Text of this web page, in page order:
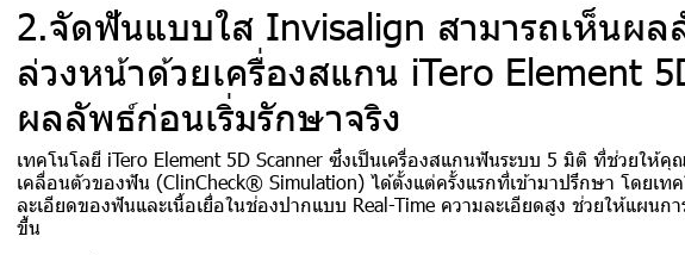
2.จัดฟันแบบใส Invisalign สามารถเห็นผล
ล่วงหน้าด้วยเครื่องสแกน iTero Element
ผลลัพธ์ก่อนเริ่มรักษาจริง
เทคโนโลยี iTero Element 5D Scanner ซึ่งเป็นเครื่องสแกนฟันระบบ 5 มิติ ที่ช่วยให้คุ
เคลื่อนตัวของฟัน (ClinCheck® Simulation) ได้ตั้งแต่ครั้งแรกที่เข้ามาปรึกษา โดยเท
ละเอียดของฟันและเนื้อเยื่อในช่องปากแบบ Real-Time ความละเอียดสูง ช่วยให้แผนกา
ขึ้น